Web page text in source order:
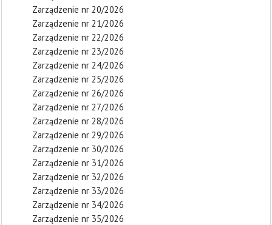
Zarządzenie nr 20/2026
Zarządzenie nr 21/2026
Zarządzenie nr 22/2026
Zarządzenie nr 23/2026
Zarządzenie nr 24/2026
Zarządzenie nr 25/2026
Zarządzenie nr 26/2026
Zarządzenie nr 27/2026
Zarządzenie nr 28/2026
Zarządzenie nr 29/2026
Zarządzenie nr 30/2026
Zarządzenie nr 31/2026
Zarządzenie nr 32/2026
Zarządzenie nr 33/2026
Zarządzenie nr 34/2026
Zarządzenie nr 35/2026